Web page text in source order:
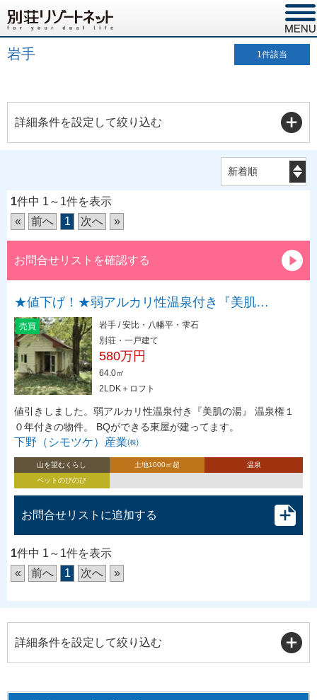
岩手 1件該当
詳細条件を設定して絞り込む
1件中 1～1件を表示
«
前へ 1 次へ »
お問合せリストを確認する
★値下げ！★弱アルカリ性温泉付き『美肌…
売買
岩手 / 安比・八幡平・雫石
別荘・一戸建て
580万円
64.0㎡
2LDK＋ロフト
値引きしました。弱アルカリ性温泉付き『美肌の湯』 温泉権１
０年付きの物件。 BQができる東屋が建ってます。
下野（シモツケ）産業㈱
山を望むくらし 土地1000㎡超
温泉
ペットのびのび
お問合せリストに追加する
1件中 1～1件を表示
«
前へ 1 次へ »
詳細条件を設定して絞り込む